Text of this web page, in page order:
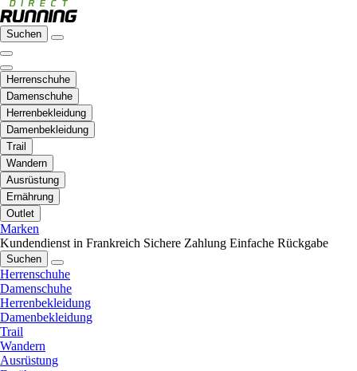
Suchen
Herrenschuhe
Damenschuhe
Herrenbekleidung
Damenbekleidung
Trail
Wandern
Ausrüstung
Ernährung
Outlet
Marken
Kundendienst in Frankreich Sichere Zahlung Einfache Rückgabe
Suchen
Herrenschuhe
Damenschuhe
Herrenbekleidung
Damenbekleidung
Trail
Wandern
Ausrüstung